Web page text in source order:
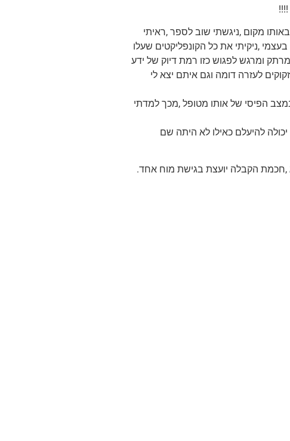
מקום ,ניגשתי שוב לספר ,ראיתי
,ניקיתי את כל הקונפליקטים שעלו
מרתק ומרגש לפגוש כזו רמת דיוק של ידע
לעזרה דומה וגם איתם יצא לי
הפיסי של אותו מטופל ,מכך למדתי
להיעלם כאילו לא היתה שם
,חכמת הקבלה יועצת בגישת מוח אחד.